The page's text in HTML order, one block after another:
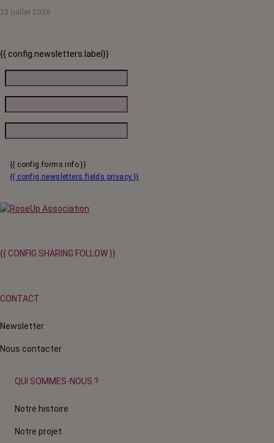
chroniques, et en premier lieu les personnes touchées par un cancer,
23 juillet 2026
{{ config.newsletters.label}}
{{ config.forms.info }}
{{ config.newsletters.fields.privacy }}
{{ CONFIG.SHARING.FOLLOW }}
CONTACT
Newsletter
Nous contacter
QUI SOMMES-NOUS ?
Notre histoire
Notre projet